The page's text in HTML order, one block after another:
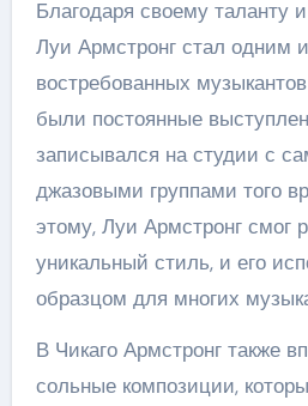
Благодаря своему таланту
Луи Армстронг стал одним
востребованных
были постоянные
записывался на студии с
джазовыми группами того
этому, Луи Армстронг смог
уникальный стиль, и его
образцом для многих
В Чикаго Армстронг также
сольные композиции,